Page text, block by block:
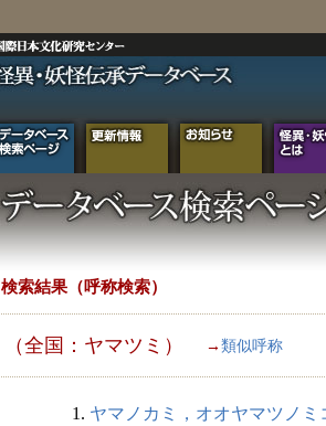
検索結果（呼称検索）
（全国：ヤマツミ） → 類似呼称
1. ヤマノカミ，オオヤマツノミ